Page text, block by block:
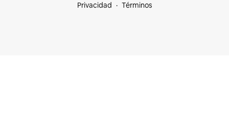
Privacidad
Términos